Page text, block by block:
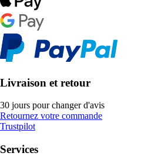
Livraison et retour
30 jours pour changer d'avis
Retournez votre commande
Trustpilot
Services